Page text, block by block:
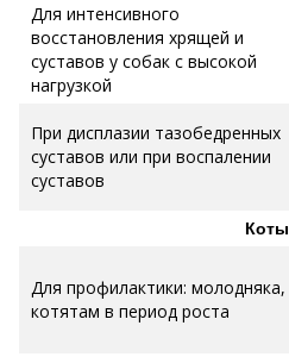
Для интенсивного
восстановления хрящей и
суставов у собак с высокой
нагрузкой
При дисплазии тазобедренных
суставов или при воспалении
суставов
Коты
Для профилактики: молодняка,
котятам в период роста